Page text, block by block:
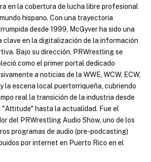
en la cobertura de lucha libre profesional
hispano. Con una trayectoria
desde 1999, McGyver ha sido una
clave en la digitalización de la información
Bajo su dirección, PRWrestling se
como el primer portal dedicado
a noticias de la WWE, WCW, ECW,
la escena local puertorriqueña, cubriendo
real la transición de la industria desde
"Attitude" hasta la actualidad. Fue el
del PRWrestling Audio Show, uno de los
programas de audio (pre-podcasting)
por internet en Puerto Rico en el